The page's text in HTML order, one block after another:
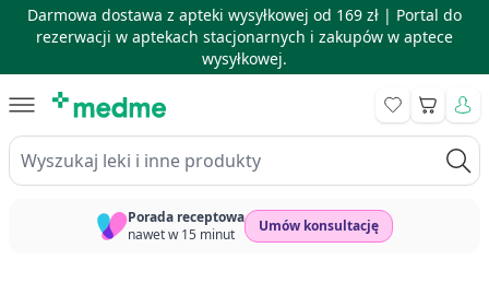
Darmowa dostawa z apteki wysyłkowej od 169 zł | Portal do
rezerwacji w aptekach stacjonarnych i zakupów w aptece
wysyłkowej.
Wyszukaj leki i inne produkty
Koszyk
Porada receptowa
nawet w 15 minut
Umów konsultację